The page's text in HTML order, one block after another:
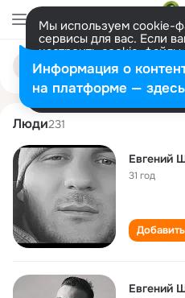
Мы используем cookie-
сервисы для вас. Если
настроить cookie-
представитель. Больше
Разрешить все
Поиск
людям
evgeniy shorokhov
Люди231
Евгений
31 год
Евгений
Информация о
на платформе — здесь